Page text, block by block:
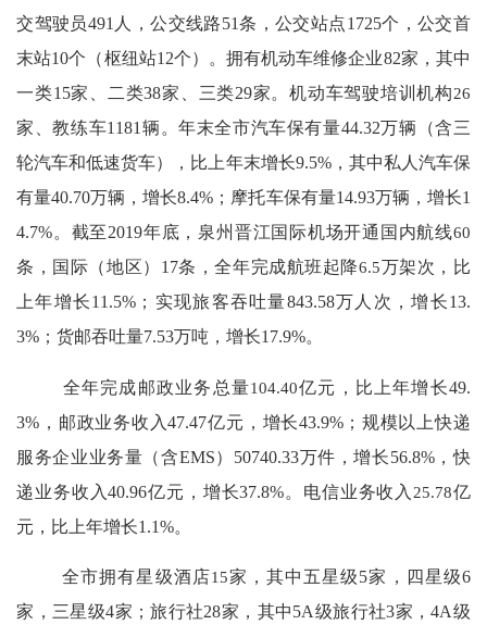
交驾驶员491人，公交线路51条，公交站点1725个，公交首
末站10个（枢纽站12个）。拥有机动车维修企业82家，其中
一类15家、二类38家、三类29家。机动车驾驶培训机构26
家、教练车1181辆。年末全市汽车保有量44.32万辆（含三
轮汽车和低速货车），比上年末增长9.5%，其中私人汽车保
有量40.70万辆，增长8.4% ；摩托车保有量14.93万辆，增长1
4.7%。截至2019年底，泉州晋江国际机场开通国内航线60
条，国际（地区） 17条 ，全年完成航班起降6.5 万架次 ，比
上年增长11.5% ；实现旅客吞吐量843.58万人次，增长13.
3% ；货邮吞吐量7.53万吨，增长17.9%。
全年完成邮政业务总量104.40亿元，比上年增长49.
3% ，邮政业务收入47.47亿元，增长43.9% ；规模以上快递
服务企业业务量（含EMS） 50740.33万件，增长56.8%，快
递业务收入40.96亿元，增长37.8%。 电信业务收入 25.78亿
元，比上年增长1.1%。
全市拥有星级酒店15家，其中五星级5家，四星级6
家，三星级4家；旅行社28家，其中5A级旅行社3家，4A级